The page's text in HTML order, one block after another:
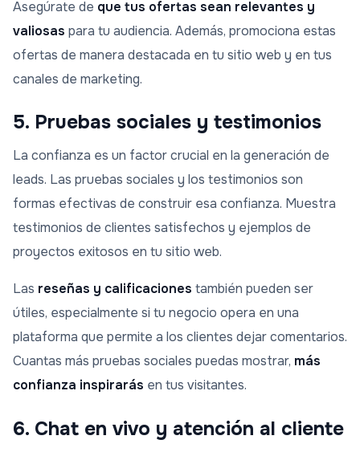
Asegúrate de que tus ofertas sean relevantes y
valiosas para tu audiencia. Además, promociona estas
ofertas de manera destacada en tu sitio web y en tus
canales de marketing.
5. Pruebas sociales y testimonios
La confianza es un factor crucial en la generación de
leads. Las pruebas sociales y los testimonios son
formas efectivas de construir esa confianza. Muestra
testimonios de clientes satisfechos y ejemplos de
proyectos exitosos en tu sitio web.
Las reseñas y calificaciones también pueden ser
útiles, especialmente si tu negocio opera en una
plataforma que permite a los clientes dejar comentarios.
Cuantas más pruebas sociales puedas mostrar, más
confianza inspirarás en tus visitantes.
6. Chat en vivo y atención al cliente